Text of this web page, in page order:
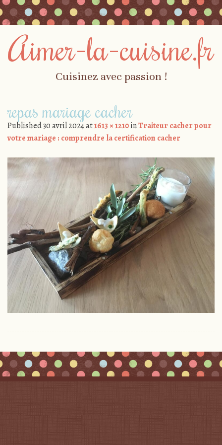
Aimer-la-cuisine.fr
Cuisinez avec passion !
Menu
repas mariage cacher
Published30 avril 2024at1613 × 1210inTraiteur cacher pour
votre mariage : comprendre la certification cacher